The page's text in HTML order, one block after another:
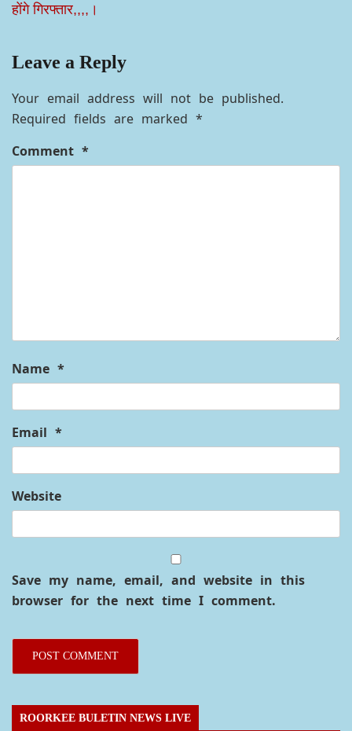
होंगे गिरफ्तार,,,,।
Leave a Reply
Your email address will not be published.
Required fields are marked *
Comment *
Name *
Email *
Website
Save my name, email, and website in this
browser for the next time I comment.
ROORKEE BULETIN NEWS LIVE